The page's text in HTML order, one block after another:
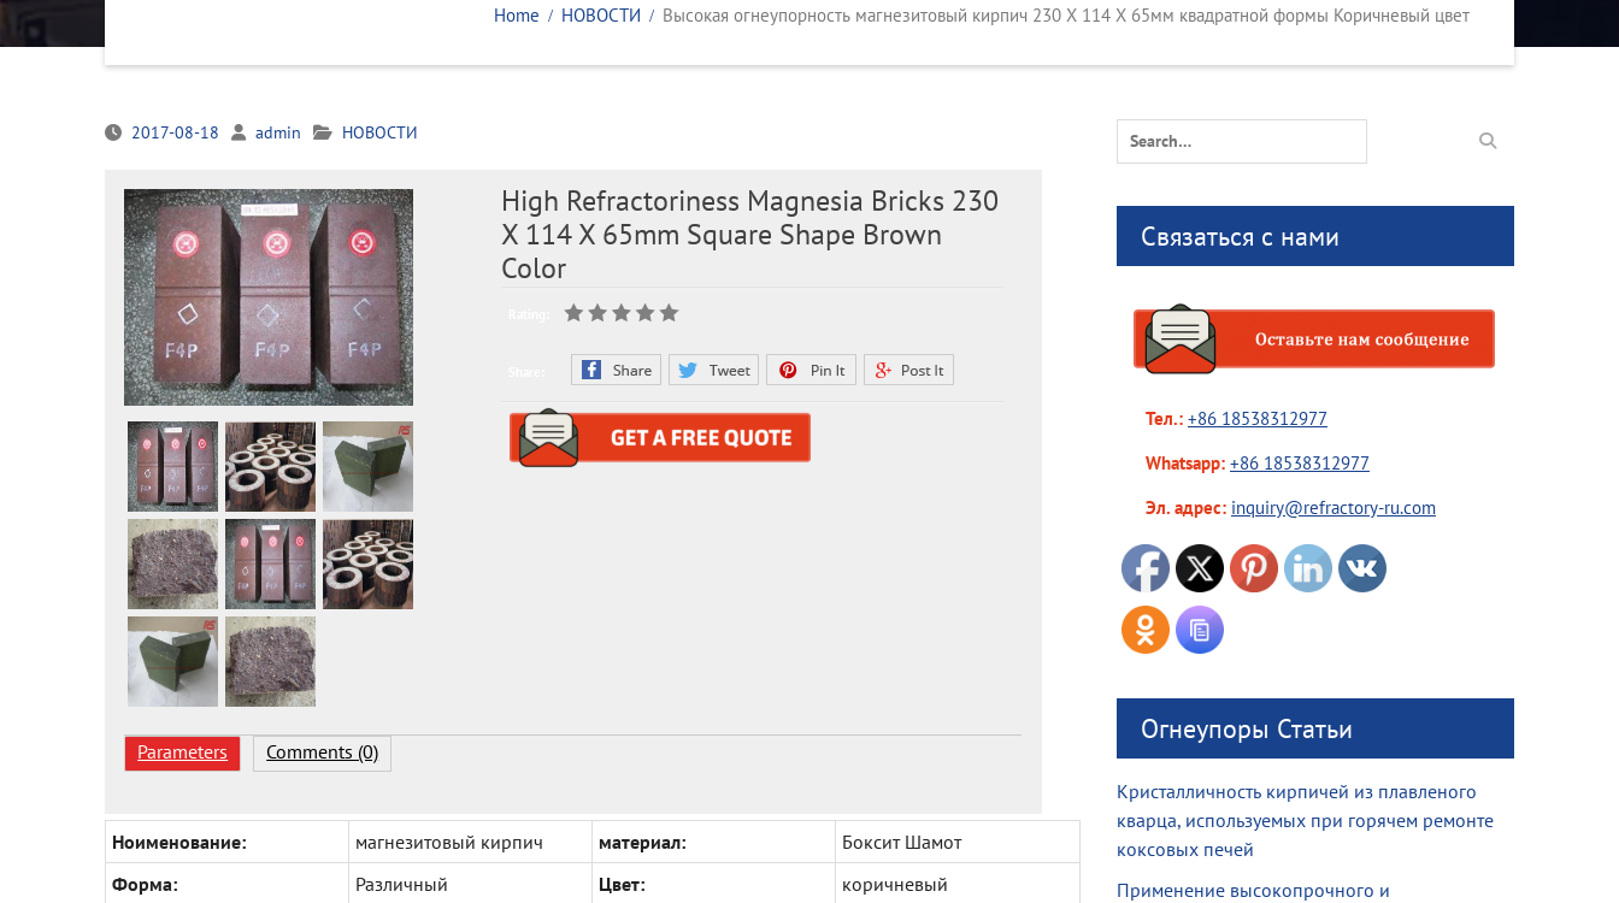
Home НОВОСТИ Высокая огнеупорность магнезитовый кирпич 230 X 114 X 65мм квадратной формы Коричневый цвет
2017-08-18 admin НОВОСТИ
High Refractoriness Magnesia Bricks 230
X 114 X 65mm Square Shape Brown
Color
Parameters Comments (0)
Ноименование: магнезитовый кирпич материал:
Боксит Шамот
Форма:
Различный Цвет:
коричневый
Search
for:
Связаться с нами
Тел.: +86 18538312977
Whatsapp: +86 18538312977
Эл. адрес: inquiry@refractory-ru.com
Огнеупоры Статьи
Кристалличность кирпичей из плавленого
кварца, используемых при горячем ремонте
коксовых печей
Применение высокопрочного и